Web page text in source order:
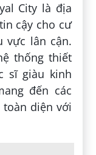
City là địa
cậy cho cư
vực lân cận.
thống thiết
sĩ giàu kinh
đến các
diện với